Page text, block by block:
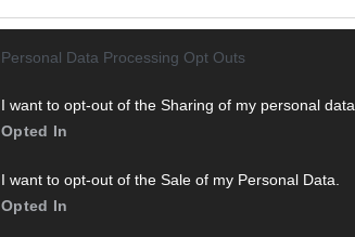
Personal Data Processing Opt Outs
I want to opt-out of the Sharing of my personal data.
Opted In
I want to opt-out of the Sale of my Personal Data.
Opted In